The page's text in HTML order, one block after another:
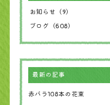
お知らせ（9）
ブログ（608）
最新の記事
赤バラ108本の花束